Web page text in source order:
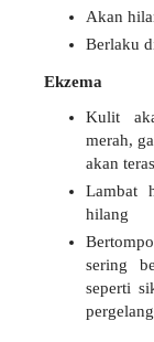
Akan
Berlaku
Ekzema
Kulit
merah,
akan
Lambat
hilang
sering
seperti